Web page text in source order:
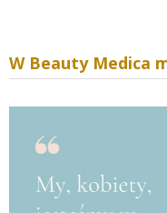
W Beauty Medica